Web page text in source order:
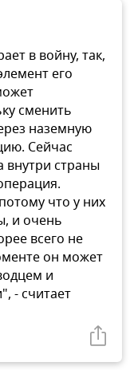
в войну, так,
его
сменить
наземную
Сейчас
внутри страны
что у них
и очень
всего не
он может
и
- считает